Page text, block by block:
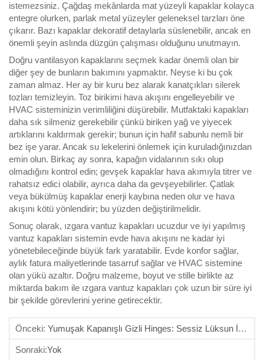
istemezsiniz. Çağdaş mekânlarda mat yüzeyli kapaklar kolayca
entegre olurken, parlak metal yüzeyler geleneksel tarzları öne
çıkarır. Bazı kapaklar dekoratif detaylarla süslenebilir, ancak en
önemli şeyin aslında düzgün çalışması olduğunu unutmayın.
Doğru vantilasyon kapaklarını seçmek kadar önemli olan bir
diğer şey de bunların bakımını yapmaktır. Neyse ki bu çok
zaman almaz. Her ay bir kuru bez alarak kanatçıkları silerek
tozları temizleyin. Toz birikimi hava akışını engelleyebilir ve
HVAC sisteminizin verimliliğini düşürebilir. Mutfaktaki kapakları
daha sık silmeniz gerekebilir çünkü biriken yağ ve yiyecek
artıklarını kaldırmak gerekir; bunun için hafif sabunlu nemli bir
bez işe yarar. Ancak su lekelerini önlemek için kuruladığınızdan
emin olun. Birkaç ay sonra, kapağın vidalarının sıkı olup
olmadığını kontrol edin; gevşek kapaklar hava akımıyla titrer ve
rahatsız edici olabilir, ayrıca daha da gevşeyebilirler. Çatlak
veya bükülmüş kapaklar enerji kaybına neden olur ve hava
akışını kötü yönlendirir; bu yüzden değiştirilmelidir.
Sonuç olarak, ızgara vantuz kapakları ucuzdur ve iyi yapılmış
vantuz kapakları sistemin evde hava akışını ne kadar iyi
yönetebileceğinde büyük fark yaratabilir. Evde konfor sağlar,
aylık fatura maliyetlerinde tasarruf sağlar ve HVAC sistemine
olan yükü azaltır. Doğru malzeme, boyut ve stille birlikte az
miktarda bakım ile ızgara vantuz kapakları çok uzun bir süre iyi
bir şekilde görevlerini yerine getirecektir.
Önceki: Yumuşak Kapanışlı Gizli Hinges: Sessiz Lüksun İzahı
Sonraki:Yok